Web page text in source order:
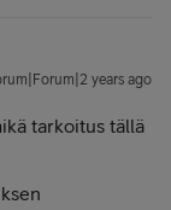
years ago
tarkoitus tällä